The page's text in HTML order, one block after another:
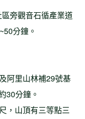
旁觀音石循產業道
分鐘。
阿里山林補29號基
30分鐘。
，山頂有三等點三